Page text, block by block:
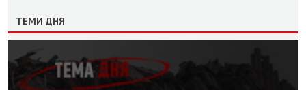
ТЕМИ ДНЯ